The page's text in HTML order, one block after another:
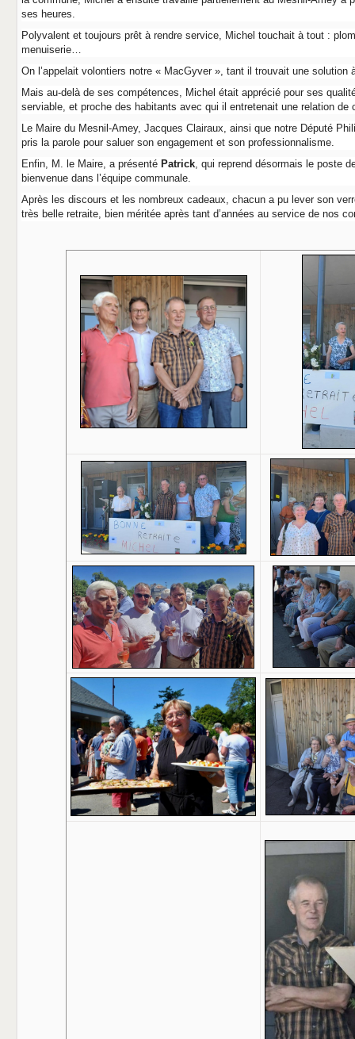
ses heures.
Polyvalent et toujours prêt à rendre service, Michel touchait à tout :
menuiserie…
On l’appelait volontiers notre « MacGyver », tant il trouvait une solution
Mais au-delà de ses compétences, Michel était apprécié pour ses
serviable, et proche des habitants avec qui il entretenait une relation de
Le Maire du Mesnil-Amey, Jacques Clairaux, ainsi que notre Député
pris la parole pour saluer son engagement et son professionnalisme.
Enfin, M. le Maire, a présenté Patrick , qui reprend désormais le poste
bienvenue dans l’équipe communale.
Après les discours et les nombreux cadeaux, chacun a pu lever son
très belle retraite, bien méritée après tant d’années au service de nos